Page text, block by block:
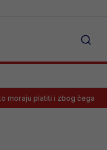
i zbog čega